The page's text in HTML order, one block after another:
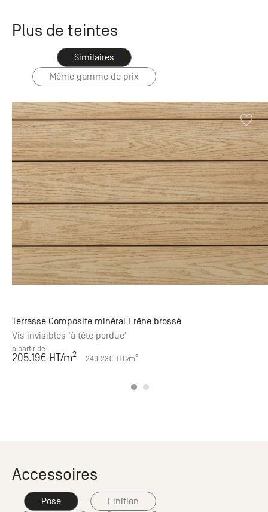
Plus de teintes
Similaires
Même gamme de prix
Terrasse Composite minéral Frêne brossé
Vis invisibles 'à tête perdue'
à partir de
205.19€ HT/m2 246.23€ TTC/m2
Accessoires
Pose
Finition